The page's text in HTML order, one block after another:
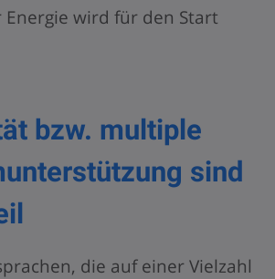
Energie wird für den Start
bzw. multiple
sind
die auf einer Vielzahl